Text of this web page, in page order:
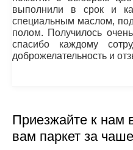
выполнили в срок и
специальным маслом,
полом. Получилось
спасибо каждому
доброжелательность и
Приезжайте к нам
вам паркет за